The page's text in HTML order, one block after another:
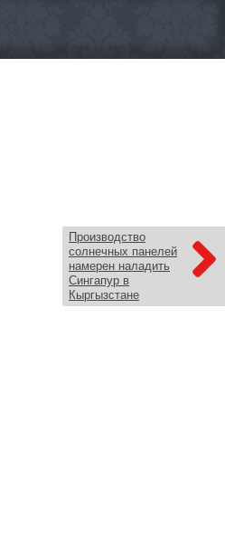
Производство
солнечных панелей
намерен наладить
Сингапур в
Кыргызстане